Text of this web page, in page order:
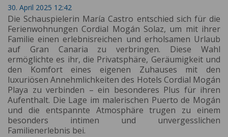
30. April 2025 12:42
Die Schauspielerin María Castro entschied sich für die
Ferienwohnungen Cordial Mogán Solaz, um mit ihrer
Familie einen erlebnisreichen und erholsamen Urlaub
auf Gran Canaria zu verbringen. Diese Wahl
ermöglichte es ihr, die Privatsphäre, Geräumigkeit und
den Komfort eines eigenen Zuhauses mit den
luxuriösen Annehmlichkeiten des Hotels Cordial Mogán
Playa zu verbinden – ein besonderes Plus für ihren
Aufenthalt. Die Lage im malerischen Puerto de Mogán
und die entspannte Atmosphäre trugen zu einem
besonders intimen und unvergesslichen
Familienerlebnis bei.